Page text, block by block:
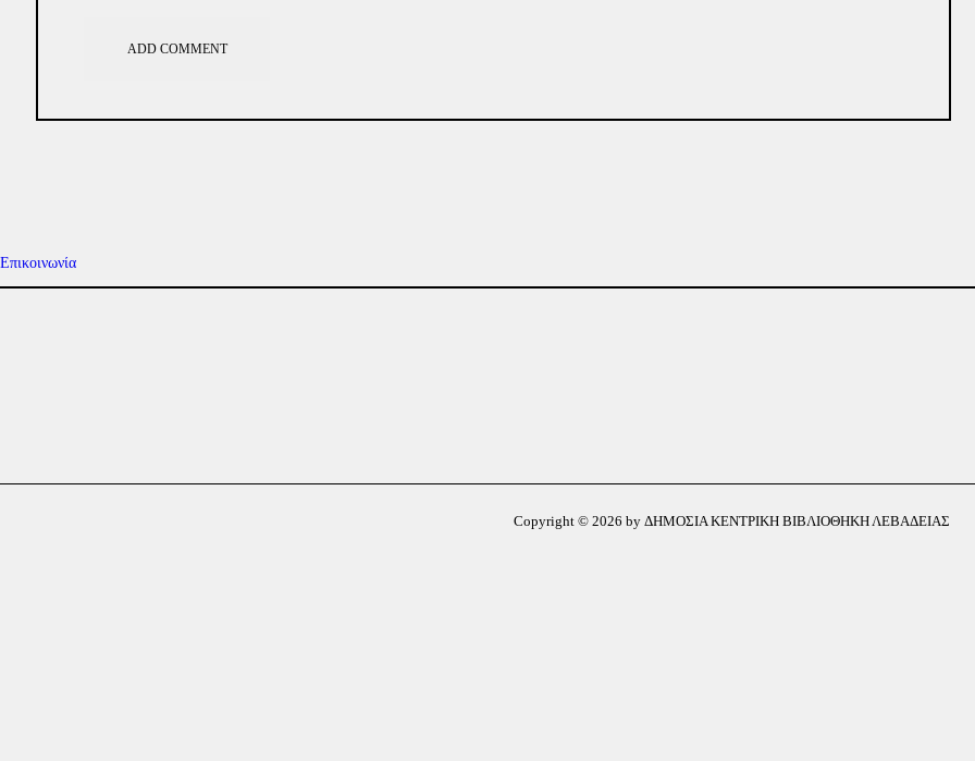
Επικοινωνία
Copyright © 2026 by ΔΗΜΟΣΙΑ ΚΕΝΤΡΙΚΗ ΒΙΒΛΙΟΘΗΚΗ ΛΕΒΑΔΕΙΑΣ